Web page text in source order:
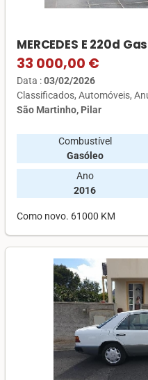
MERCEDES E 220d
33 000,00 €
Data :03/02/2026
Classificados Automóveis
São Martinho, Pilar
Combustível
Gasóleo
Ano
2016
Como novo. 61000 KM